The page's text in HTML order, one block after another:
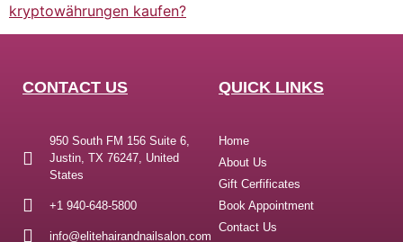
kryptowährungen kaufen?
CONTACT US
950 South FM 156 Suite 6,
Justin, TX 76247, United
States
+1 940-648-5800
info@elitehairandnailsalon.com
QUICK LINKS
Home
About Us
Gift Cerfificates
Book Appointment
Contact Us